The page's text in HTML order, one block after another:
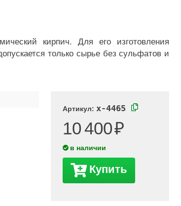
Артикул: x-4465
10 400
в наличии
Купить
кирпич. Для его изготовления
только сырье без сульфатов и